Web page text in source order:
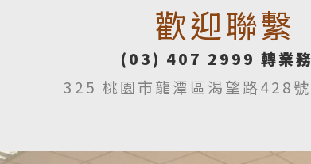
歡迎聯繫
(03) 407 2999 轉業
325 桃園市龍潭區渴望路428